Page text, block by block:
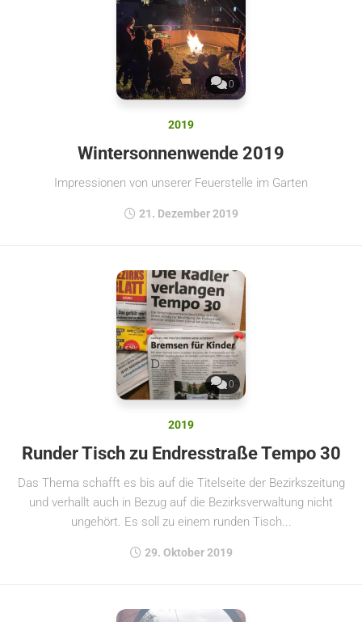
0
2019
Wintersonnenwende 2019
Impressionen von unserer Feuerstelle im Garten
21. Dezember 2019
0
2019
Runder Tisch zu Endresstraße Tempo 30
Das Thema schafft es bis auf die Titelseite der Bezirkszeitung
und verhallt auch in Bezug auf die Bezirksverwaltung nicht
ungehört. Es soll zu einem runden Tisch...
29. Oktober 2019